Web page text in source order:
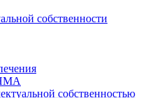
собственности
собственностью